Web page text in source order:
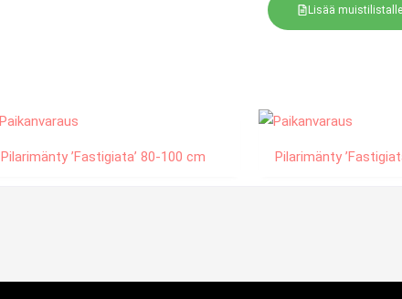
Lisää muistilistalle
Pilarimänty ’Fastigiata’ 80-100 cm Pilarimänty